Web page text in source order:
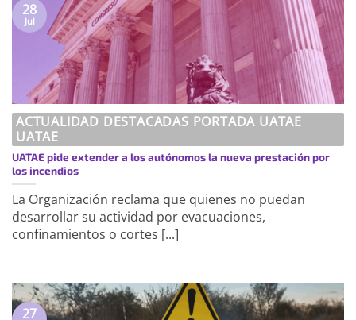
ACTUALIDAD DESTACADAS PORTADA UATAE
UATAE
UATAE pide extender a los autónomos la nueva prestación por
los incendios
La Organización reclama que quienes no puedan
desarrollar su actividad por evacuaciones,
confinamientos o cortes [...]
28
Jul
27